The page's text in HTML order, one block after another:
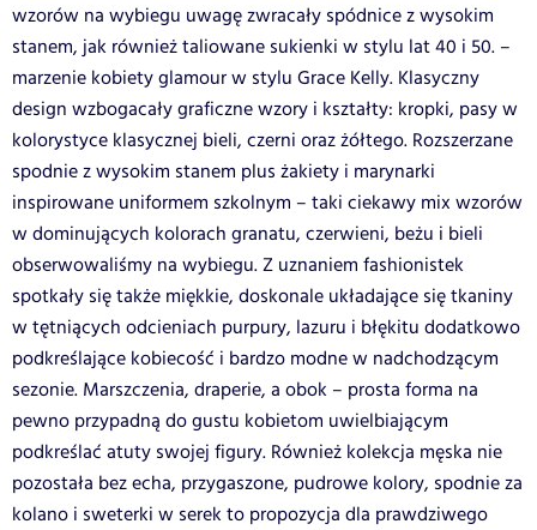
wzorów na wybiegu uwagę zwracały spódnice z wysokim
stanem, jak również taliowane sukienki w stylu lat 40 i 50. –
marzenie kobiety glamour w stylu Grace Kelly. Klasyczny
design wzbogacały graficzne wzory i kształty: kropki, pasy w
kolorystyce klasycznej bieli, czerni oraz żółtego. Rozszerzane
spodnie z wysokim stanem plus żakiety i marynarki
inspirowane uniformem szkolnym – taki ciekawy mix wzorów
w dominujących kolorach granatu, czerwieni, beżu i bieli
obserwowaliśmy na wybiegu. Z uznaniem fashionistek
spotkały się także miękkie, doskonale układające się tkaniny
w tętniących odcieniach purpury, lazuru i błękitu dodatkowo
podkreślające kobiecość i bardzo modne w nadchodzącym
sezonie. Marszczenia, draperie, a obok – prosta forma na
pewno przypadną do gustu kobietom uwielbiającym
podkreślać atuty swojej figury. Również kolekcja męska nie
pozostała bez echa, przygaszone, pudrowe kolory, spodnie za
kolano i sweterki w serek to propozycja dla prawdziwego